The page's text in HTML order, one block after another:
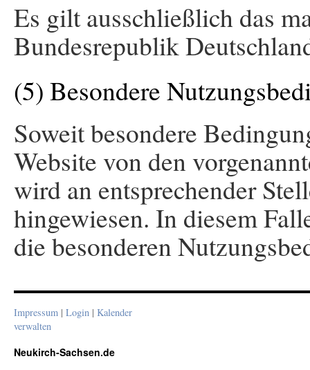
Es gilt ausschließlich das
Bundesrepublik
(5) Besondere
Soweit besondere
Website von den
wird an entsprechender
hingewiesen. In diesem
die besonderen
Impressum | Login | Kalender
verwalten
Neukirch-Sachsen.de